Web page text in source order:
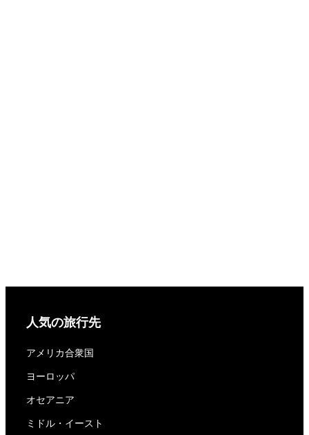
人気の旅行先
アメリカ合衆国
ヨーロッパ
オセアニア
ミドル・イースト